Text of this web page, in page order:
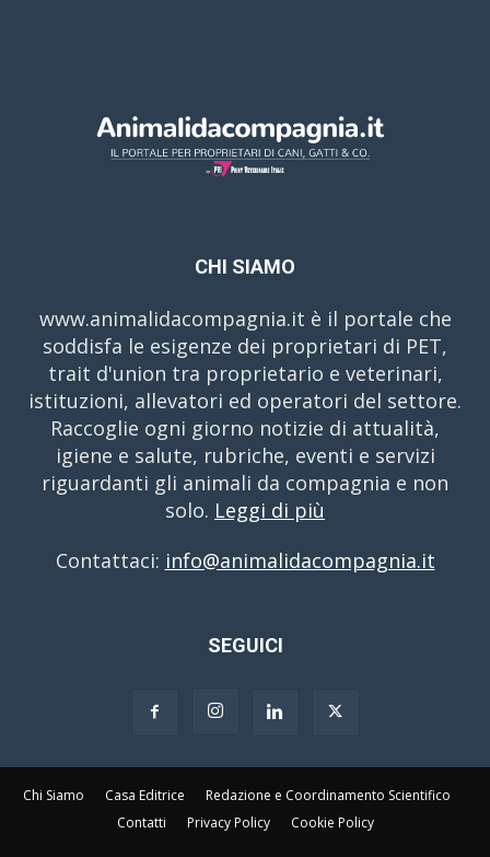
CHI SIAMO
www.animalidacompagnia.it è il portale che
soddisfa le esigenze dei proprietari di PET,
trait d'union tra proprietario e veterinari,
istituzioni, allevatori ed operatori del settore.
Raccoglie ogni giorno notizie di attualità,
igiene e salute, rubriche, eventi e servizi
riguardanti gli animali da compagnia e non
solo. Leggi di più
Contattaci: info@animalidacompagnia.it
SEGUICI
Chi Siamo Casa Editrice
Redazione e Coordinamento Scientifico
Contatti
Privacy Policy Cookie Policy